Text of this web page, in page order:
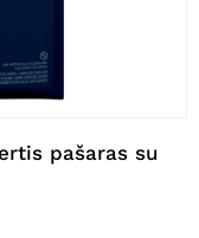
pašaras su